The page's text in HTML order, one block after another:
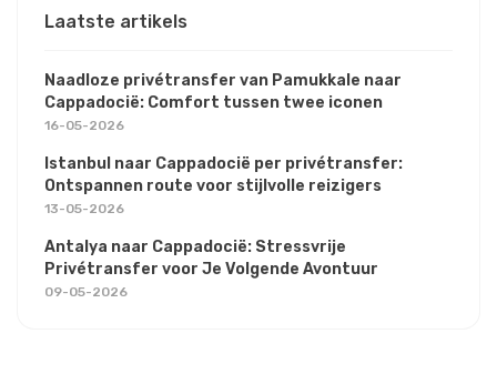
Laatste artikels
Naadloze privétransfer van Pamukkale naar
Cappadocië: Comfort tussen twee iconen
16-05-2026
Istanbul naar Cappadocië per privétransfer:
Ontspannen route voor stijlvolle reizigers
13-05-2026
Antalya naar Cappadocië: Stressvrije
Privétransfer voor Je Volgende Avontuur
09-05-2026